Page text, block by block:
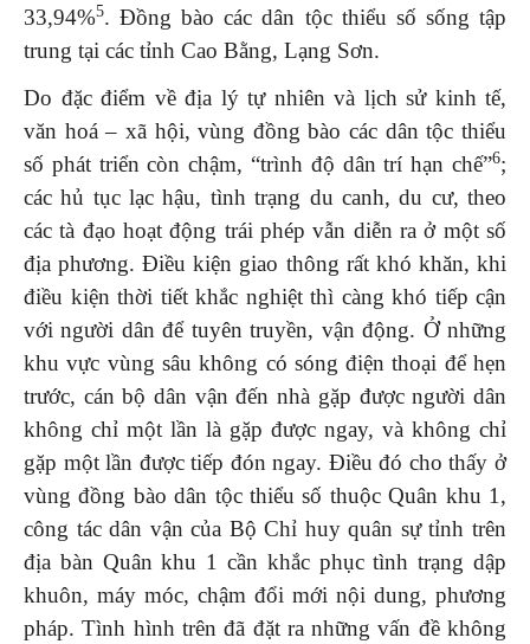
33,94%5. Đồng bào các dân tộc thiểu số sống tập
trung tại các tỉnh Cao Bằng, Lạng Sơn.
Do đặc điểm về địa lý tự nhiên và lịch sử kinh tế,
văn hoá – xã hội, vùng đồng bào các dân tộc thiểu
số phát triển còn chậm, “trình độ dân trí hạn chế”6;
các hủ tục lạc hậu, tình trạng du canh, du cư, theo
các tà đạo hoạt động trái phép vẫn diễn ra ở một số
địa phương. Điều kiện giao thông rất khó khăn, khi
điều kiện thời tiết khắc nghiệt thì càng khó tiếp cận
với người dân để tuyên truyền, vận động. Ở những
khu vực vùng sâu không có sóng điện thoại để hẹn
trước, cán bộ dân vận đến nhà gặp được người dân
không chỉ một lần là gặp được ngay, và không chỉ
gặp một lần được tiếp đón ngay. Điều đó cho thấy ở
vùng đồng bào dân tộc thiểu số thuộc Quân khu 1,
công tác dân vận của Bộ Chỉ huy quân sự tỉnh trên
địa bàn Quân khu 1 cần khắc phục tình trạng dập
khuôn, máy móc, chậm đổi mới nội dung, phương
pháp. Tình hình trên đã đặt ra những vấn đề không